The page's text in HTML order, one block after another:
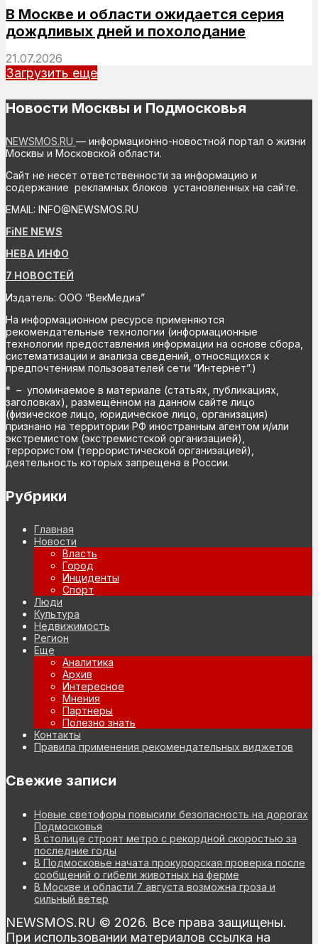
В Москве и области ожидается серия
дождливых дней и похолодание
21.07.2026
Загрузить еще
Новости Москвы и Подмосковья
NEWSMOS.RU — информационно-новостной портал о жизни
Москвы и Московской области.
Сайт не несет ответственности за информацию и
содержание рекламных блоков установленных на сайте.
EMAIL: INFO@NEWSMOS.RU
FiNE NEWS
НЕВА ИНФО
7 НОВОСТЕЙ
Издатель: ООО “ВекМедиа”
На информационном ресурсе применяются
рекомендательные технологии (информационные
технологии предоставления информации на основе сбора,
систематизации и анализа сведений, относящихся к
предпочтениям пользователей сети “Интернет”.)
* – упоминаемое в материале (статьях, публикациях,
заголовках), размещённом на данном сайте лицо
(физическое лицо, юридическое лицо, организация)
признано на территории РФ иностранным агентом и/или
экстремистом (экстремистской организацией),
террористом (террористической организацией),
деятельность которых запрещена в России.
Рубрики
Главная
Новости
Власть
Город
Инциденты
Спорт
Люди
Культура
Недвижимость
Регион
Еще
Аналитика
Архив
Интересное
Мнения
Партнеры
Полезно знать
Контакты
Правила применения рекомендательных виджетов
Свежие записи
Новые светофоры повысили безопасность на дорогах
Подмосковья
В столице строят метро с рекордной скоростью за
последние годы
В Подмосковье начата прокурорская проверка после
сообщений о гибели животных на ферме
В Москве и области 7 августа возможна гроза и
сильный ветер
NEWSMOS.RU © 2026. Все права защищены.
При использовании материалов ссылка на